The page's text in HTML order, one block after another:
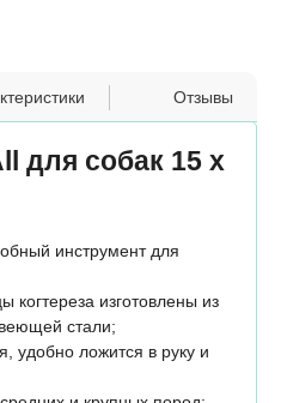
Отзывы
для собак 15 x
инструмент для
когтереза изготовлены из
стали;
удобно ложится в руку и